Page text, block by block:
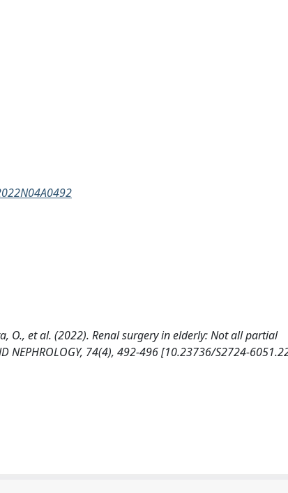
O., et al. (2022). Renal surgery in elderly: Not all partial
NEPHROLOGY, 74(4), 492-496 [10.23736/S2724-